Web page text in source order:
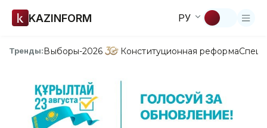
KAZINFORM РУ
Тренды:Выборы-2026 Конституционная реформа